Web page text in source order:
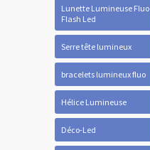
Lunette Lumineuse Fluo
Flash Led
Serre tête lumineux
bracelets lumineux fluo
Hélice Lumineuse
Déco-Led